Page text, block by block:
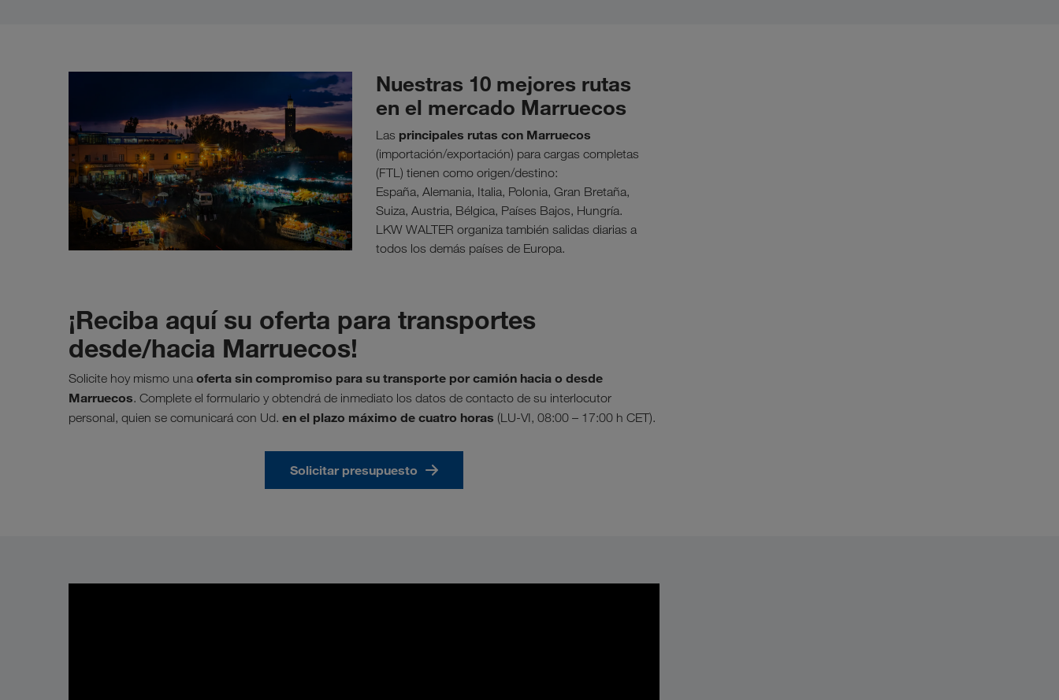
Nuestras 10 mejores rutas
en el mercado Marruecos
Las principales rutas con Marruecos
(importación/exportación) para cargas completas
(FTL) tienen como origen/destino:
España, Alemania, Italia, Polonia, Gran Bretaña,
Suiza, Austria, Bélgica, Países Bajos, Hungría.
LKW WALTER organiza también salidas diarias a
todos los demás países de Europa.
¡Reciba aquí su oferta para transportes
desde/hacia Marruecos!
Solicite hoy mismo una oferta sin compromiso para su transporte por camión hacia o desde
Marruecos. Complete el formulario y obtendrá de inmediato los datos de contacto de su interlocutor
personal, quien se comunicará con Ud. en el plazo máximo de cuatro horas (LU-VI, 08:00 – 17:00 h CET).
Solicitar presupuesto